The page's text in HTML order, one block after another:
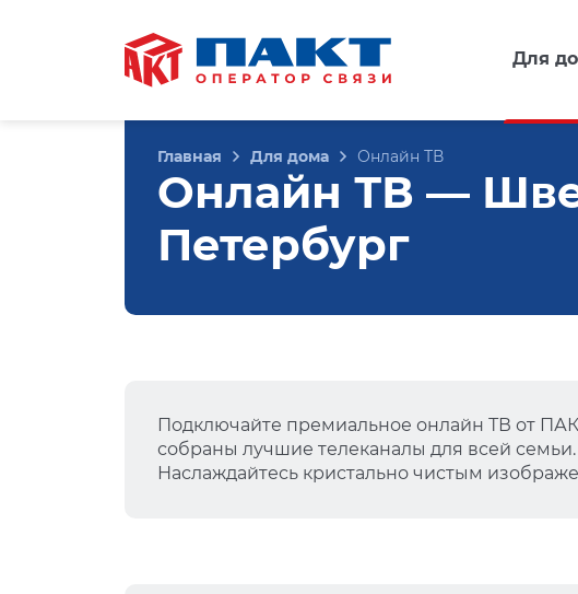
Для
Главная Для дома Онлайн ТВ
Онлайн ТВ —
Петербург
Подключайте премиальное онлайн ТВ от
собраны лучшие телеканалы для всей семьи.
Наслаждайтесь кристально чистым